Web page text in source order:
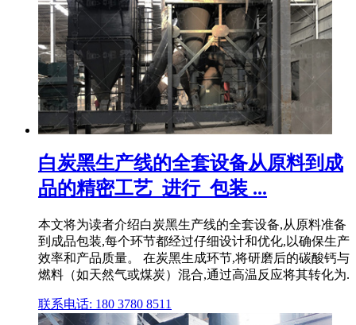
白炭黑生产线的全套设备从原料到成
品的精密工艺_进行_包装 ...
本文将为读者介绍白炭黑生产线的全套设备,从原料准备
到成品包装,每个环节都经过仔细设计和优化,以确保生产
效率和产品质量。 在炭黑生成环节,将研磨后的碳酸钙与
燃料（如天然气或煤炭）混合,通过高温反应将其转化为.
联系电话: 180 3780 8511